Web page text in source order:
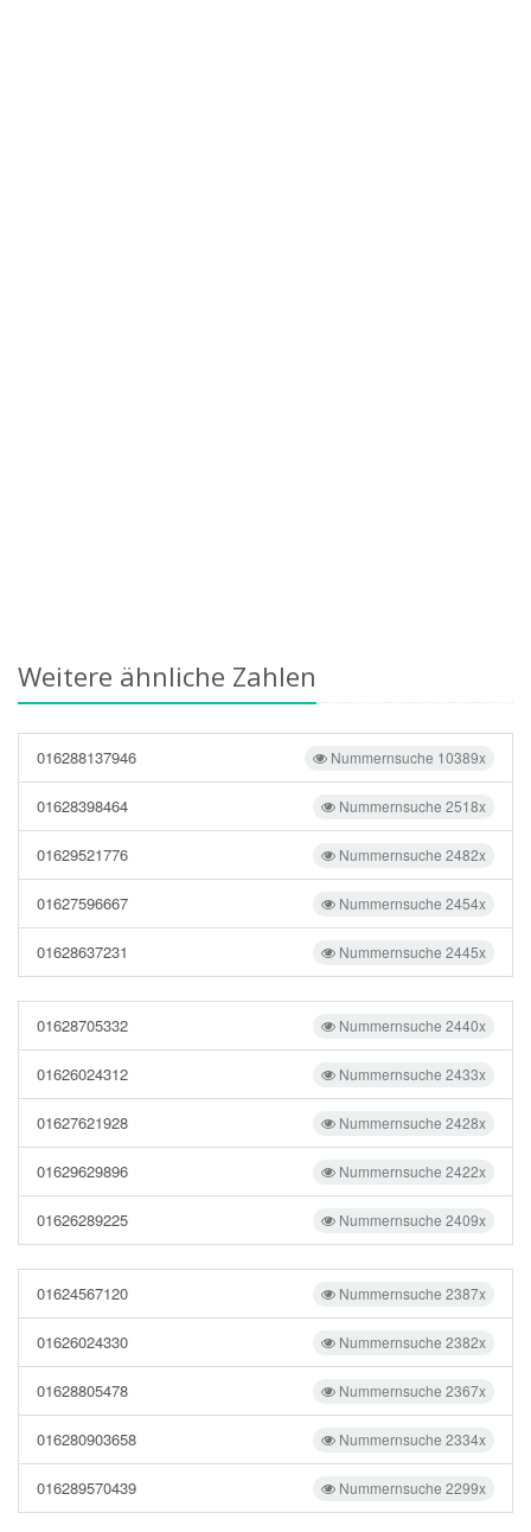
Weitere ähnliche Zahlen
Nummernsuche 10389x
016288137946
Nummernsuche 2518x
01628398464
Nummernsuche 2482x
01629521776
Nummernsuche 2454x
01627596667
Nummernsuche 2445x
01628637231
Nummernsuche 2440x
01628705332
Nummernsuche 2433x
01626024312
Nummernsuche 2428x
01627621928
Nummernsuche 2422x
01629629896
Nummernsuche 2409x
01626289225
Nummernsuche 2387x
01624567120
Nummernsuche 2382x
01626024330
Nummernsuche 2367x
01628805478
Nummernsuche 2334x
016280903658
Nummernsuche 2299x
016289570439